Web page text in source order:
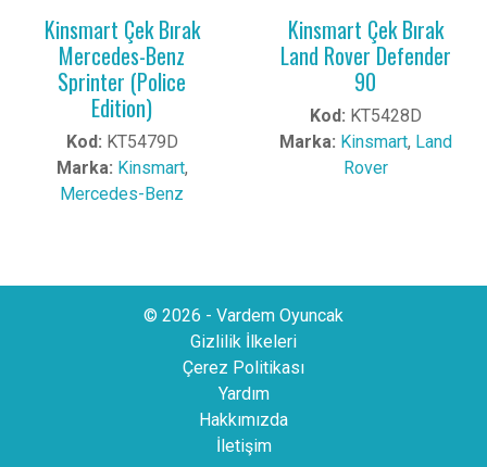
Kinsmart Çek Bırak
Mercedes-Benz
Sprinter (Police
Edition)
Kod: KT5479D
Marka: Kinsmart,
Mercedes-Benz
Kinsmart Çek Bırak
Land Rover Defender
90
Kod: KT5428D
Marka: Kinsmart, Land
Rover
© 2026 - Vardem Oyuncak
Gizlilik İlkeleri
Çerez Politikası
Yardım
Hakkımızda
İletişim